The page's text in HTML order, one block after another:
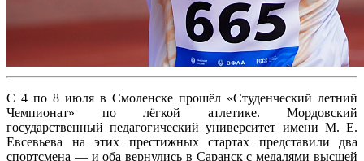
С 4 по 8 июля в Смоленске прошёл «Студенческий летний
Чемпионат» по лёгкой атлетике. Мордовский
государственный педагогический университет имени М. Е.
Евсевьева на этих престижных стартах представили два
спортсмена — и оба вернулись в Саранск с медалями высшей